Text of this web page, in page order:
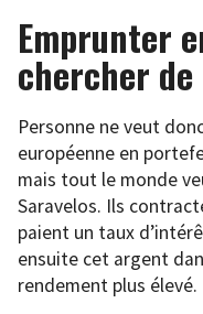
Emprunter
chercher
Personne ne veut
européenne en
mais tout le monde
Saravelos. Ils
paient un taux
ensuite cet argent
rendement plus élevé.